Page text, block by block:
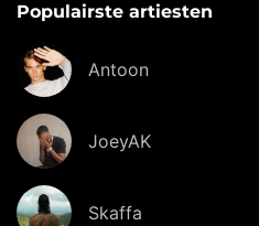
Populairste artiesten
Antoon
JoeyAK
Skaffa